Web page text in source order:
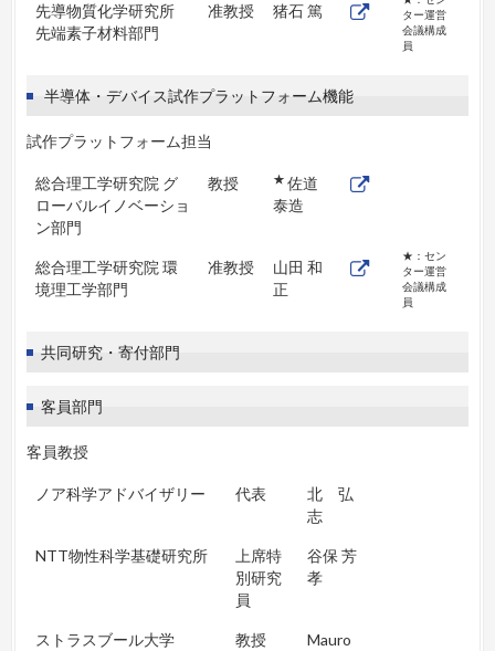
先導物質化学研究所
先端素子材料部門
准教授 猪石 篤
ター運営
会議構成
員
半導体・デバイス試作プラットフォーム機能
試作プラットフォーム担当
総合理工学研究院 グ
ローバルイノベーショ
ン部門
教授 ★ 佐道
泰造
総合理工学研究院 環
境理工学部門
准教授
山田 和
正
★：セン
ター運営
会議構成
員
共同研究・寄付部門
客員部門
客員教授
ノア科学アドバイザリー 代表
北 弘
志
NTT物性科学基礎研究所
上席特
別研究
員
谷保 芳
孝
ストラスブール大学 教授
Mauro